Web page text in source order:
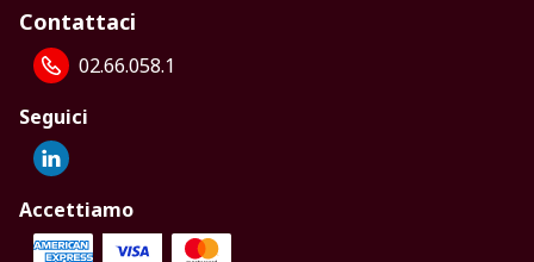
Contattaci
02.66.058.1
Seguici
Accettiamo